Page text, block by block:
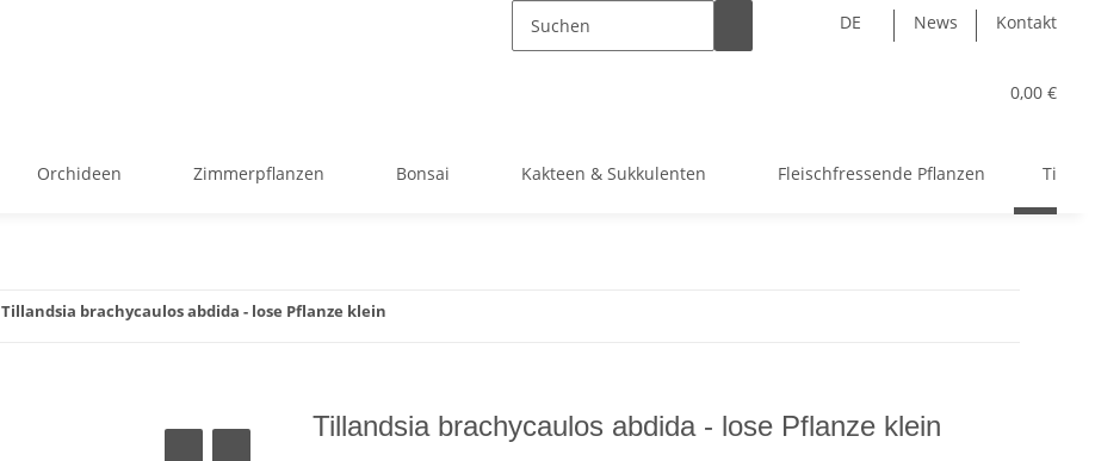
DE News Kontakt
0,00 €
Orchideen Zimmerpflanzen Bonsai Kakteen & Sukkulenten Fleischfressende Pflanzen
Tillandsia brachycaulos abdida - lose Pflanze klein
Tillandsia brachycaulos abdida - lose Pflanze klein